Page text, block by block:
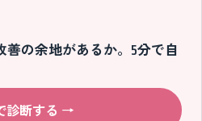
善の余地があるか。5分で自
診断する →